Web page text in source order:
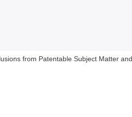
from Patentable Subject Matter